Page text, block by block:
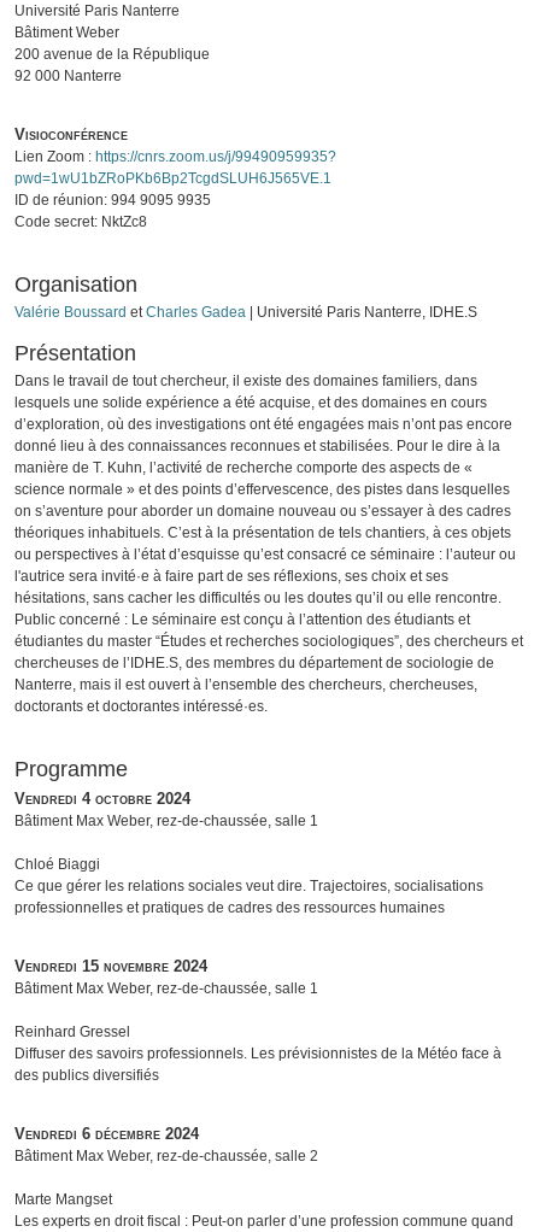
Université Paris Nanterre
Bâtiment Weber
200 avenue de la République
92 000 Nanterre
Visioconférence
Lien Zoom : https://cnrs.zoom.us/j/99490959935?
pwd=1wU1bZRoPKb6Bp2TcgdSLUH6J565VE.1
ID de réunion: 994 9095 9935
Code secret: NktZc8
Organisation
Valérie Boussard etCharles Gadea | Université Paris Nanterre, IDHE.S
Présentation
Dans le travail de tout chercheur, il existe des domaines familiers, dans
lesquels une solide expérience a été acquise, et des domaines en cours
d’exploration, où des investigations ont été engagées mais n’ont pas encore
donné lieu à des connaissances reconnues et stabilisées. Pour le dire à la
manière de T. Kuhn, l’activité de recherche comporte des aspects de «
science normale » et des points d’effervescence, des pistes dans lesquelles
on s’aventure pour aborder un domaine nouveau ou s’essayer à des cadres
théoriques inhabituels. C’est à la présentation de tels chantiers, à ces objets
ou perspectives à l’état d’esquisse qu’est consacré ce séminaire : l’auteur ou
l'autrice sera invité·e à faire part de ses réflexions, ses choix et ses
hésitations, sans cacher les difficultés ou les doutes qu’il ou elle rencontre.
Public concerné : Le séminaire est conçu à l’attention des étudiants et
étudiantes du master “Études et recherches sociologiques”, des chercheurs et
chercheuses de l’IDHE.S, des membres du département de sociologie de
Nanterre, mais il est ouvert à l’ensemble des chercheurs, chercheuses,
doctorants et doctorantes intéressé·es.
Programme
Vendredi 4 octobre 2024
Bâtiment Max Weber, rez-de-chaussée, salle 1
Chloé Biaggi
Ce que gérer les relations sociales veut dire. Trajectoires, socialisations
professionnelles et pratiques de cadres des ressources humaines
Vendredi 15 novembre 2024
Bâtiment Max Weber, rez-de-chaussée, salle 1
Reinhard Gressel
Diffuser des savoirs professionnels. Les prévisionnistes de la Météo face à
des publics diversifiés
Vendredi 6 décembre 2024
Bâtiment Max Weber, rez-de-chaussée, salle 2
Marte Mangset
Les experts en droit fiscal : Peut-on parler d’une profession commune quand